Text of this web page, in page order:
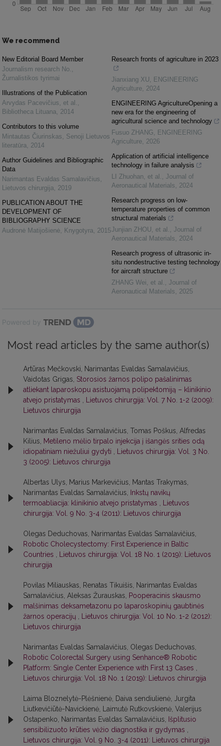
We recommend
New Editorial Board Member
Journalism research No. ,
Žurnalistikos tyrimai
Illustrations of the Publication
Arvydas Pacevičius, et al. ,
Bibliotheca Lituana, 2014
Contributors to this volume
Mintautas Čiurinskas, Senoji Lietuvos
literatūra, 2014
Author Guidelines and Bibliographic
Data
Narimantas Evaldas Samalavičius,
Lietuvos chirurgija, 2019
PUBLICATION ABOUT THE
DEVELOPMENT OF
BIBLIOGRAPHY SCIENCE
Audronė Matijošienė, Knygotyra, 2015
Research fronts of agriculture in 2023
Jianxiang XU, ENGINEERING
Agriculture, 2024
ENGINEERING AgricultureOpening a
new era for the engineering of
agricultural science and technology
Fusuo ZHANG, ENGINEERING
Agriculture, 2026
Application of artificial intelligence
technology in failure analysis
LI Zhuohan, et al. , Journal of
Aeronautical Materials, 2024
Research progress on low-
temperature properties of common
structural materials
Junjian ZHOU, et al. , Journal of
Aeronautical Materials, 2024
Research progress of ultrasonic in-
situ nondestructive testing technology
for aircraft structure
ZHANG Wei, et al. , Journal of
Aeronautical Materials, 2025
Powered by
Most read articles by the same author(s)
Artūras Mečkovski, Narimantas Evaldas Samalavičius,
Vaidotas Grigas, Storosios žarnos polipo pašalinimas
atliekant laparoskopu asistuojamą polipektomiją – klinikinio
atvejo pristatymas , Lietuvos chirurgija: Vol. 7 No. 1-2 (2009):
Lietuvos chirurgija
Narimantas Evaldas Samalavičius, Tomas Poškus, Alfredas
Kilius, Metileno mėlio tirpalo injekcija į išangės srities odą
idiopatiniam niežuliui gydyti , Lietuvos chirurgija: Vol. 3 No.
3 (2005): Lietuvos chirurgija
Albertas Ulys, Marius Markevičius, Mantas Trakymas,
Narimantas Evaldas Samalavičius, Inkstų navikų
termoabliacija: klinikinio atvejo pristatymas , Lietuvos
chirurgija: Vol. 9 No. 3-4 (2011): Lietuvos chirurgija
Olegas Deduchovas, Narimantas Evaldas Samalavičius,
Robotic Cholecystectomy: First Experience in Baltic
Countries , Lietuvos chirurgija: Vol. 18 No. 1 (2019): Lietuvos
chirurgija
Povilas Miliauskas, Renatas Tikuišis, Narimantas Evaldas
Samalavičius, Aleksas Žurauskas, Pooperacinis skausmo
malšinimas deksametazonu po laparoskopinių gaubtinės
žarnos operacijų , Lietuvos chirurgija: Vol. 10 No. 1-2 (2012):
Lietuvos chirurgija
Narimantas Evaldas Samalavičius, Olegas Deduchovas,
Robotic Colorectal Surgery using Senhance® Robotic
Platform: Single Center Experience with First 13 Cases ,
Lietuvos chirurgija: Vol. 18 No. 1 (2019): Lietuvos chirurgija
Laima Bloznelytė-Plėšnienė, Daiva sendiulienė, Jurgita
Liutkevičiūtė-Navickienė, Laimutė Rutkovskienė, Valerijus
Ostapenko, Narimantas Evaldas Samalavičius, Išplitusio
sensibilizuoto krūties vėžio diagnostika ir gydymas ,
Lietuvos chirurgija: Vol. 9 No. 3-4 (2011): Lietuvos chirurgija